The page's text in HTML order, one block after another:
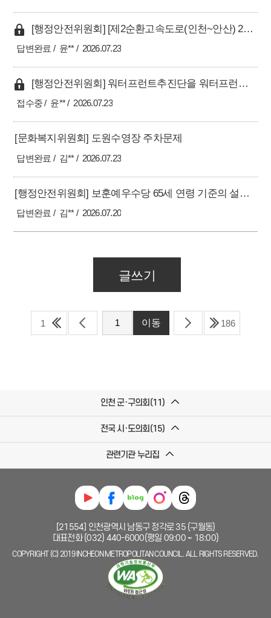
[행정안전위원회] [제2순환고속도로(인천~안산) 2구간 골든하버 통과안 관련] 외부 전문가 영입 및 전담 TF 설립 건의
답변완료 윤** 2026.07.23
[행정안전위원회] 워터프런트추진단을 워터프런트과(課)로 승격 및 전문직 과장 배치 건의
접수중 윤** 2026.07.23
[문화복지위원회] 도원수영장 주차문제
답변완료 김** 2026.07.23
[행정안전위원회] 보훈예우수당 65세 연령 기준의 설정 근거 및 단계적 개선방안 재검토 요청
답변완료 김** 2026.07.20
글쓰기
1 186
인천 군·구의회(11)
전국 시·도의회(15)
관련기관 누리집
[21554] 인천광역시 남동구 정각로 35 (구월동)
대표전화 (032) 440-6000(평일 09:00 ~ 18:00)
COPYRIGHT (C) 2019 INCHEON METROPOLITAN COUNCIL. ALL RIGHTS RESERVED.